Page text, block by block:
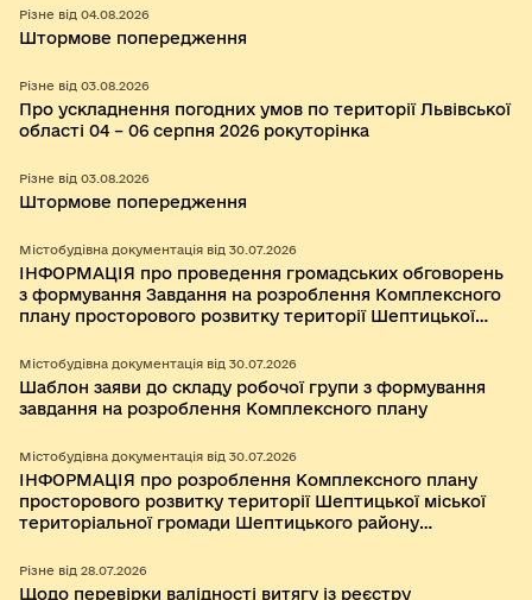
Різне від 04.08.2026
Штормове попередження
Різне від 03.08.2026
Про ускладнення погодних умов по території Львівської
області 04 – 06 серпня 2026 рокуторінка
Різне від 03.08.2026
Штормове попередження
Містобудівна документація від 30.07.2026
ІНФОРМАЦІЯ про проведення громадських обговорень
з формування Завдання на розроблення Комплексного
плану просторового розвитку території Шептицької
Львівської області та складу робочої групи.
Містобудівна документація від 30.07.2026
Шаблон заяви до складу робочої групи з формування
завдання на розроблення Комплексного плану
Містобудівна документація від 30.07.2026
ІНФОРМАЦІЯ про розроблення Комплексного плану
просторового розвитку території Шептицької міської
територіальної громади Шептицького району
Різне від 28.07.2026
Щодо перевірки валідності витягу із реєстру